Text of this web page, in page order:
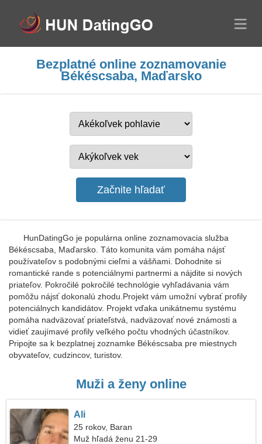
Bezplatné online zoznamovanie
Békéscsaba, Maďarsko
HunDatingGo je populárna online zoznamovacia služba
Békéscsaba, Maďarsko. Táto komunita vám pomáha nájsť
používateľov s podobnými cieľmi a vášňami. Dohodnite si
romantické rande s potenciálnymi partnermi a nájdite si nových
priateľov. Pokročilé pokročilé technológie vyhľadávania vám
pomôžu nájsť dokonalú zhodu.Projekt vám umožní vybrať profily
potenciálnych kandidátov. Projekt vďaka unikátnemu systému
pomáha nadväzovať priateľstvá, nadväzovať nové známosti a
vidieť zaujímavé profily veľkého počtu vhodných účastníkov.
Pripojte sa k bezplatnej zoznamke Békéscsaba pre miestnych
obyvateľov, cudzincov, turistov.
Muži a ženy online
Ali
25 rokov, Baran
Muž hľadá ženu 21-29